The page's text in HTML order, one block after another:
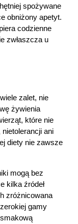
spożywane
obniżony apetyt.
codzienne
zwłaszcza u
zalet, nie
żywienia
które nie
ani
diety nie zawsze
mogą bez
kilka źródeł
zróżnicowana
gamy